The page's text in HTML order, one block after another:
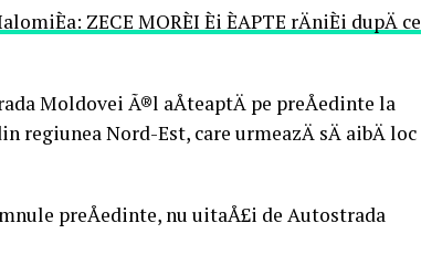
ZECE MORÈI Èi ÈAPTE rÄniÈi dupÄ ce
Moldovei Ã®l aÅteaptÄ pe preÅedinte la
Nord-Est, care urmeazÄ sÄ aibÄ loc
preÅedinte, nu uitaÅ£i de Autostrada